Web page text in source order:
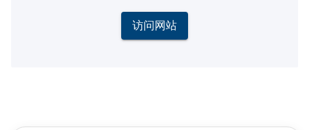
访问网站